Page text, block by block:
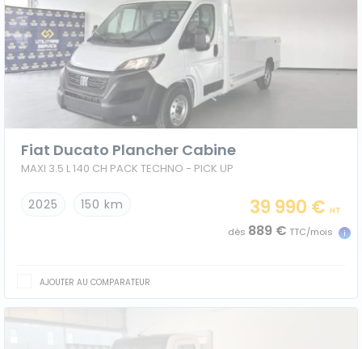
Citroën
Fiat
Ford
Isuzu
Iveco
Nissan
Peugeot
Fiat Ducato Plancher Cabine
MAXI 3.5 L 140 CH PACK TECHNO - PICK UP
2025 150 km 39 990 € HT
dès 889 € TTC/mois
AJOUTER AU COMPARATEUR